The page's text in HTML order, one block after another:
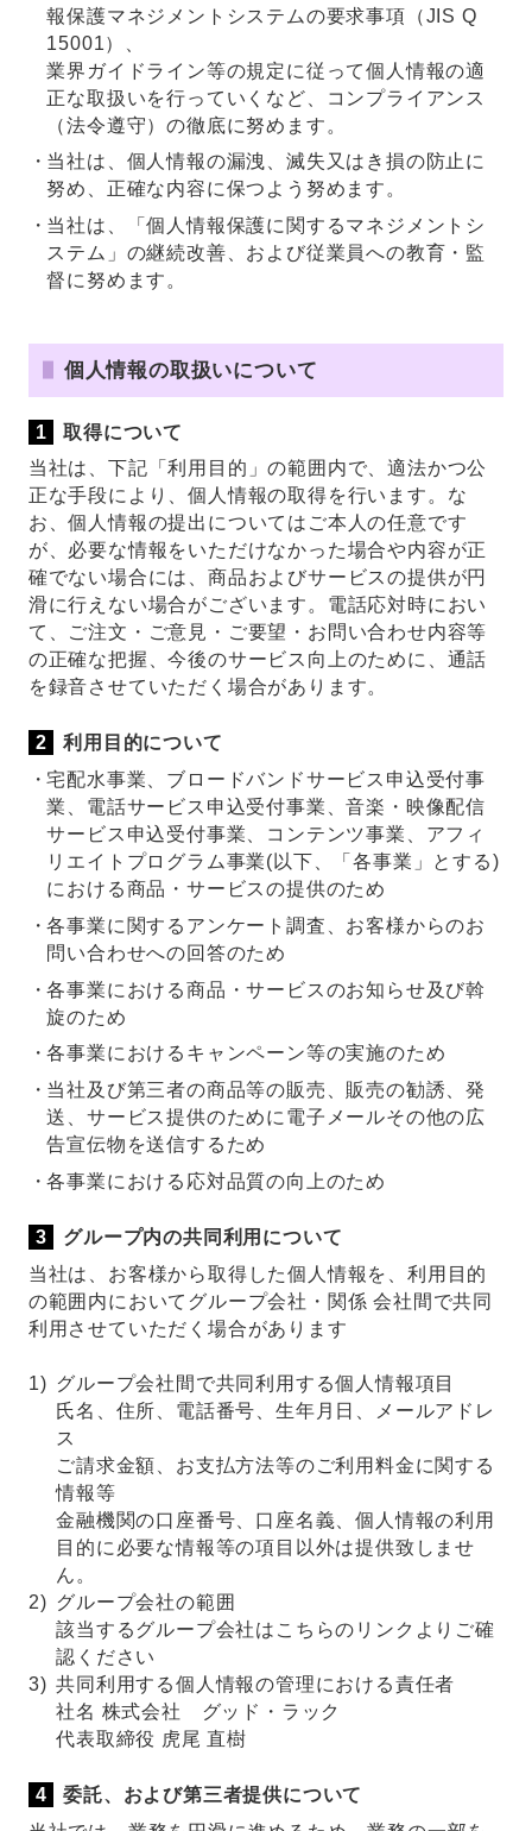
報保護マネジメントシステムの要求事項（JIS Q
15001）、
業界ガイドライン等の規定に従って個人情報の適
正な取扱いを行っていくなど、コンプライアンス
（法令遵守）の徹底に努めます。
当社は、個人情報の漏洩、滅失又はき損の防止に
努め、正確な内容に保つよう努めます。
当社は、「個人情報保護に関するマネジメントシ
ステム」の継続改善、および従業員への教育・監
督に努めます。
個人情報の取扱いについて
取得について
当社は、下記「利用目的」の範囲内で、適法かつ公
正な手段により、個人情報の取得を行います。な
お、個人情報の提出についてはご本人の任意です
が、必要な情報をいただけなかった場合や内容が正
確でない場合には、商品およびサービスの提供が円
滑に行えない場合がございます。電話応対時におい
て、ご注文・ご意見・ご要望・お問い合わせ内容等
の正確な把握、今後のサービス向上のために、通話
を録音させていただく場合があります。
利用目的について
宅配水事業、ブロードバンドサービス申込受付事
業、電話サービス申込受付事業、音楽・映像配信
サービス申込受付事業、コンテンツ事業、アフィ
リエイトプログラム事業(以下、「各事業」とする)
における商品・サービスの提供のため
各事業に関するアンケート調査、お客様からのお
問い合わせへの回答のため
各事業における商品・サービスのお知らせ及び斡
旋のため
各事業におけるキャンペーン等の実施のため
当社及び第三者の商品等の販売、販売の勧誘、発
送、サービス提供のために電子メールその他の広
告宣伝物を送信するため
各事業における応対品質の向上のため
グループ内の共同利用について
当社は、お客様から取得した個人情報を、利用目的
の範囲内においてグループ会社・関係 会社間で共同
利用させていただく場合があります
1) グループ会社間で共同利用する個人情報項目
氏名、住所、電話番号、生年月日、メールアドレ
ス
ご請求金額、お支払方法等のご利用料金に関する
情報等
金融機関の口座番号、口座名義、個人情報の利用
目的に必要な情報等の項目以外は提供致しませ
ん。
2) グループ会社の範囲
該当するグループ会社はこちらのリンクよりご確
認ください
3) 共同利用する個人情報の管理における責任者
社名 株式会社 グッド・ラック
代表取締役 虎尾 直樹
委託、および第三者提供について